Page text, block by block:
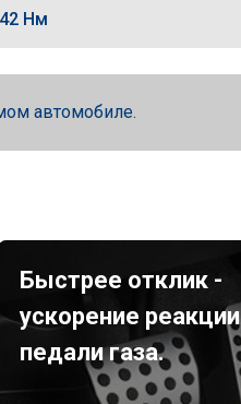
Нм
автомобиле.
Быстрее отклик -
ускорение реакции
педали газа.